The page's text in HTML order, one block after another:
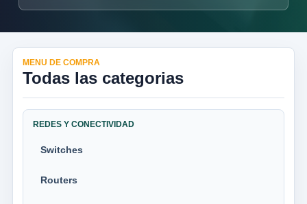
MENU DE COMPRA
Todas las categorias
REDES Y CONECTIVIDAD
Switches
Routers